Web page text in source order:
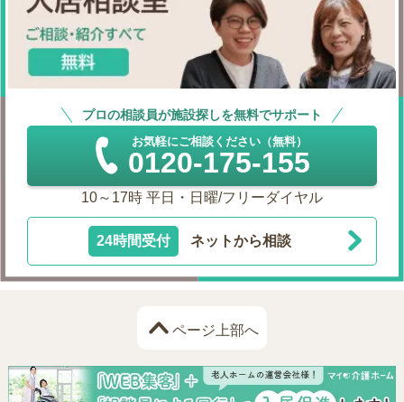
プロの相談員が施設探しを無料でサポート
お気軽にご相談ください（無料）
0120-175-155
10～17時 平日・日曜/フリーダイヤル
24時間受付 ネットから相談
ページ上部へ